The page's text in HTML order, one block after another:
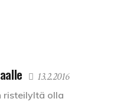
13.2.2016
risteilyltä olla